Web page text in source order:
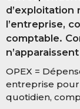
d’exploitation
l’entreprise,
comptable.
OPEX =
entreprise
quotidien,